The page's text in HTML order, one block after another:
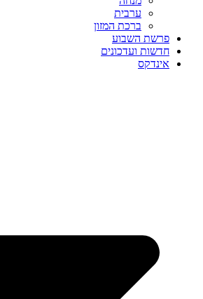
ערבית
ברכת המזון
פרשת השבוע
חדשות ועדכונים
אינדקס